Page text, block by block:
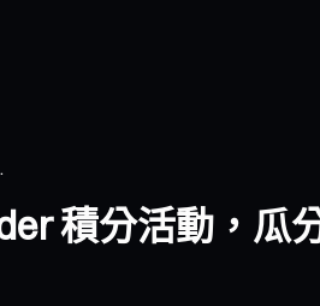
積分活動，瓜